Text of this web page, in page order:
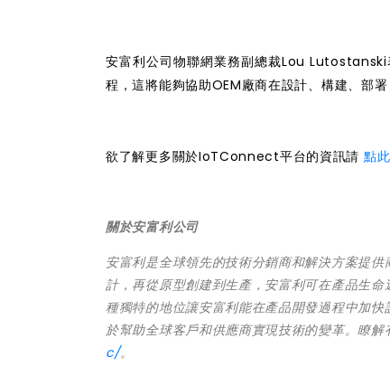
安富利公司物聯網業務副總裁Lou Lutostanski
程，這將能夠協助OEM廠商在設計、構建、部
欲了解更多關於IoTConnect平台的資訊請 點此
關於安富利公司
安富利是全球領先的技術分銷商和解決方案提
計，再從原型創建到生產，安富利可在產品生
種獨特的地位讓安富利能在產品開發過程中加
於幫助全球客戶和供應商實現技術的變革。瞭
c/。